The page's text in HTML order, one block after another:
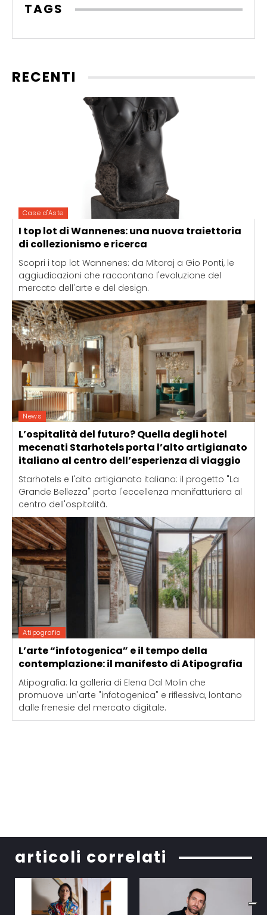
TAGS
RECENTI
Case d'Aste
I top lot di Wannenes: una nuova traiettoria
di collezionismo e ricerca
Scopri i top lot Wannenes: da Mitoraj a Gio Ponti, le
aggiudicazioni che raccontano l'evoluzione del
mercato dell'arte e del design.
News
L’ospitalità del futuro? Quella degli hotel
mecenati Starhotels porta l’alto artigianato
italiano al centro dell’esperienza di viaggio
Starhotels e l'alto artigianato italiano: il progetto "La
Grande Bellezza" porta l'eccellenza manifatturiera al
centro dell'ospitalità.
Atipografia
L’arte “infotogenica” e il tempo della
contemplazione: il manifesto di Atipografia
Atipografia: la galleria di Elena Dal Molin che
promuove un'arte "infotogenica" e riflessiva, lontano
dalle frenesie del mercato digitale.
articoli correlati